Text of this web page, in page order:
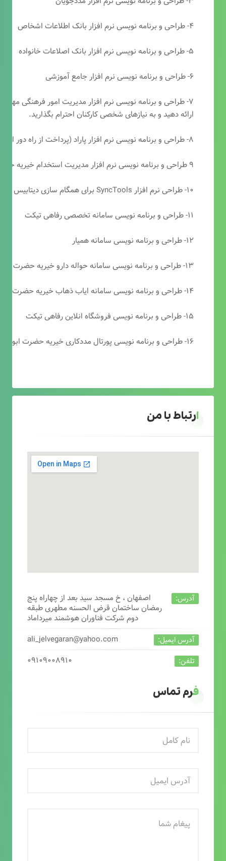
۴- طراحی و برنامه نویسی نرم افزار بانک اطلاعات اشخاص
۵- طراحی و برنامه نویسی نرم افزار بانک اصلاعات خانواده
۶- طراحی و برنامه نویسی نرم افزار جامع آموزشی
۷- طراحی و برنامه نویسی نرم افزار مدیریت امور فرهنگی
ارائه دهید و به نیازهای شخصی کارکنان احترام بگذارید.
۸- طراحی و برنامه نویسی نرم افزار پاراد (پرداخت از راه دور انجمن مددکاری امام زمان(عج))
۹ طراحی و برنامه نویسی نرم افزار مدیریت استخدام خیریه حضرت ابوالفضل (ع)
۱۰- طراحی نرم افزار SyncTools برای همگام سازی دیتابیس های SQL Server
۱۱- طراحی و برنامه نویسی سامانه تخصصی رفاهی تیکت
۱۲- طراحی و برنامه نویسی سامانه همیار
۱۳- طراحی و برنامه نویسی سامانه حواله دارو خیریه حضرت ابوالفضل (ع)
۱۴- طراحی و برنامه نویسی سامانه ایاب ذهاب خیریه حضرت ابوالفضل (ع)
۱۵- طراحی و برنامه نویسی فروشگاه انلاین رفاهی تیکت
۱۶- طراحی و برنامه نویسی پورتال مددکاری خیریه حضرت ابوالفضل (ع)
ارتباط با من
آدرس:
اصفهان ، خ مسجد سید بعد از چهاراه پنج
رمضان ساختمان قرض الحسنه مطهری طبقه
دوم شرکت فناوران هوشمند میرداماد
آدرس ایمیل: ali_jelvegaran@yahoo.com
تلفن: ۰۹۱۰۹۰۰۸۹۱۰
فرم تماس